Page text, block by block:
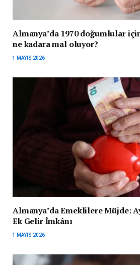
Almanya’da 1970 doğumlular
ne kadara mal oluyor?
1 MAYIS 2026
Almanya’da Emeklilere Müjde:
Ek Gelir İmkânı
1 MAYIS 2026